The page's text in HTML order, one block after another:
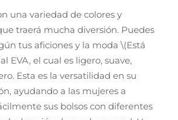
una variedad de colores y
traerá mucha diversión. Puedes
tus aficiones y la moda \(Está
EVA, el cual es ligero, suave,
Esta es la versatilidad en su
ayudando a las mujeres a
sus bolsos con diferentes